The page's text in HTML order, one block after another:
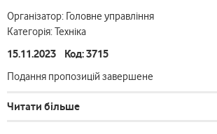
Організатор: Головне управління
Категорія: Техніка
15.11.2023 Код: 3715
Подання пропозицій завершене
Читати більше